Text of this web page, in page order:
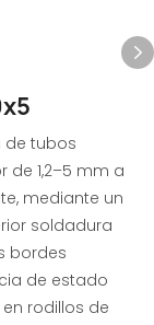
de tubos
de 1,2–5 mm a
mediante un
soldadura
bordes
de estado
rodillos de